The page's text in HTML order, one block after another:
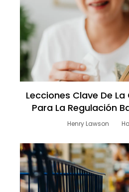
Lecciones Clave De
Para La Regulación
Henry Lawson